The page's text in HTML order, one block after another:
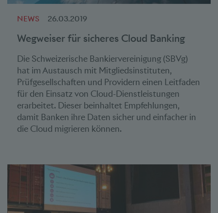
NEWS 26.03.2019
Wegweiser für sicheres Cloud Banking
Die Schweizerische Bankiervereinigung (SBVg)
hat im Austausch mit Mitgliedsinstituten,
Prüfgesellschaften und Providern einen Leitfaden
für den Einsatz von Cloud-Dienstleistungen
erarbeitet. Dieser beinhaltet Empfehlungen,
damit Banken ihre Daten sicher und einfacher in
die Cloud migrieren können.